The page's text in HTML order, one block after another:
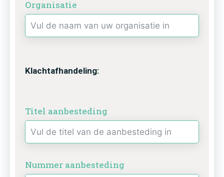
Organisatie
Klachtafhandeling:
Titel aanbesteding
Nummer aanbesteding